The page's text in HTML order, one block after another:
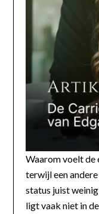
Waarom voelt de
terwijl een
status juist
ligt vaak niet in